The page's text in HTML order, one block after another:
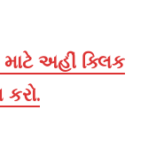
અહીં ક્લિક